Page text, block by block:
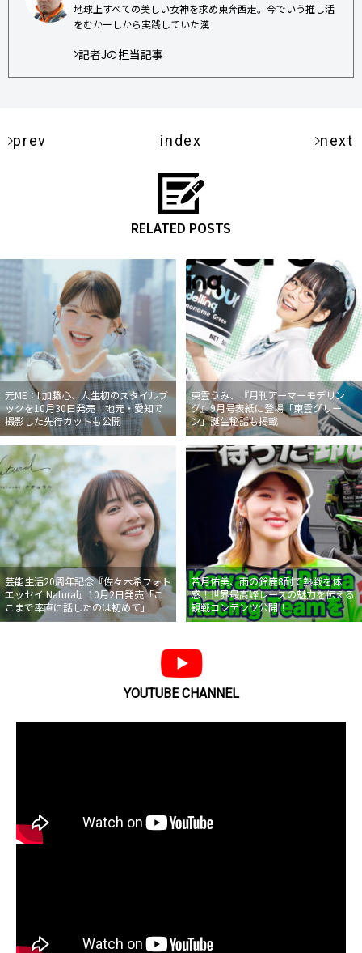
地球上すべての美しい女神を求め東奔西走。今でいう推し活
をむかーしから実践していた漢
記者Jの担当記事
prev index next
RELATED POSTS
元ME：I 加藤心、人生初のスタイルブ
ックを10月30日発売 地元・愛知で
撮影した先行カットも公開
東雲うみ、『月刊アーマーモデリン
グ』9月号表紙に登場「東雲グリー
ン」誕生秘話も掲載
芸能生活20周年記念『佐々木希フォト
エッセイ Natural』10月2日発売「こ
こまで率直に話したのは初めて」
若月佑美、雨の鈴鹿8耐で熱戦を体
感！世界最高峰レースの魅力を伝える
観戦コンテンツ公開！！
YOUTUBE CHANNEL